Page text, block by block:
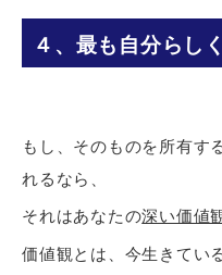
４、最も自分らし
もし、そのものを所有す
れるなら、
それはあなたの深い価値
価値観とは、今生きてい